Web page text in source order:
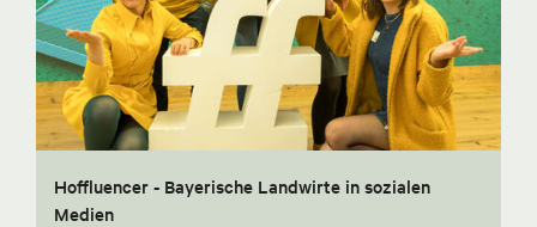
Hoffluencer - Bayerische Landwirte in sozialen
Medien